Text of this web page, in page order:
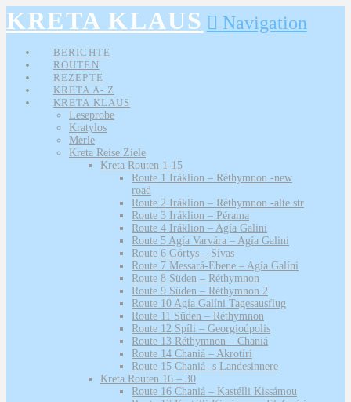
KRETA KLAUS Navigation
BERICHTE
ROUTEN
REZEPTE
KRETA A- Z
KRETA KLAUS
Leseprobe
Kratylos
Merle
Kreta Reise Ziele
Kreta Routen 1-15
Route 1 Iráklion – Réthymnon -new
road
Route 2 Iráklion – Réthymnon -alte str
Route 3 Iráklion – Pérama
Route 4 Iráklion – Agía Galini
Route 5 Agía Varvára – Agía Galini
Route 6 Górtys – Sívas
Route 7 Messará-Ebene – Agía Galíni
Route 8 Süden – Réthymnon
Route 9 Süden – Réthymnon 2
Route 10 Agía Galíni Tagesausflug
Route 11 Süden – Réthymnon
Route 12 Spíli – Georgioúpolis
Route 13 Réthymnon – Chaniá
Route 14 Chaniá – Akrotíri
Route 15 Chaniá -s Landesinnere
Kreta Routen 16 – 30
Route 16 Chaniá – Kastélli Kissámou